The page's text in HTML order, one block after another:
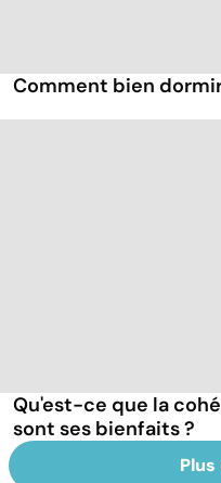
Comment bien
Qu'est-ce que la
sont ses bienfaits ?